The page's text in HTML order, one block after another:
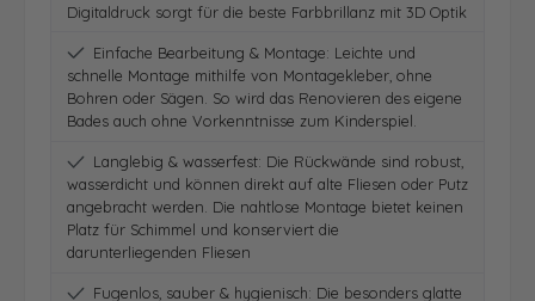
Digitaldruck sorgt für die beste Farbbrillanz mit 3D Optik
Einfache Bearbeitung & Montage: Leichte und
schnelle Montage mithilfe von Montagekleber, ohne
Bohren oder Sägen. So wird das Renovieren des eigene
Bades auch ohne Vorkenntnisse zum Kinderspiel.
Langlebig & wasserfest: Die Rückwände sind robust,
wasserdicht und können direkt auf alte Fliesen oder Putz
angebracht werden. Die nahtlose Montage bietet keinen
Platz für Schimmel und konserviert die
darunterliegenden Fliesen
Fugenlos, sauber & hygienisch: Die besonders glatte